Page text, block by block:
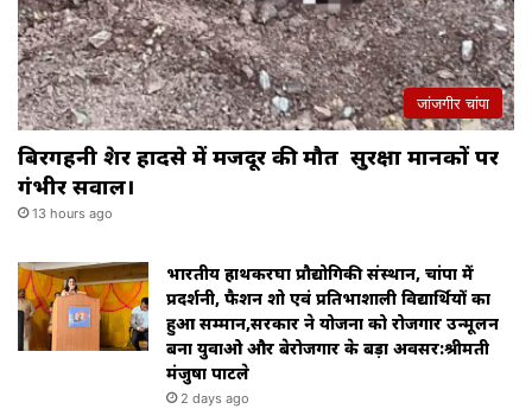
जांजगीर चांपा
बिरगहनी क्रेशर हादसे में मजदूर की मौत सुरक्षा मानकों पर
गंभीर सवाल।
13 hours ago
भारतीय हाथकरघा प्रौद्योगिकी संस्थान, चांपा में
प्रदर्शनी, फैशन शो एवं प्रतिभाशाली विद्यार्थियों का
हुआ सम्मान,सरकार ने योजना को रोजगार उन्मूलन
बना युवाओ और बेरोजगार के बड़ा अवसर:श्रीमती
मंजुषा पाटले
2 days ago